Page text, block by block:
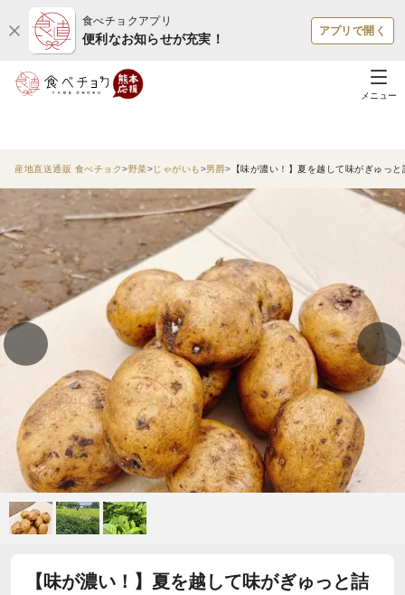
食べチョクアプリ
便利なお知らせが充実！
アプリで開く
メニュー
産地直送通販 食べチョク 野菜 じゃがいも 男爵 【味が濃い！】夏を越して味がぎゅっ
【味が濃い！】夏を越して味がぎゅっと詰